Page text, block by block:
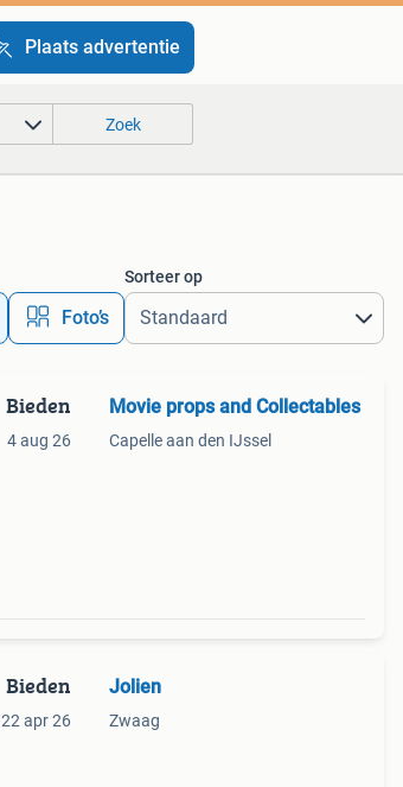
Plaats advertentie
Zoek
Foto’s
Sorteer op
Bieden
4 aug 26
Movie props and Collectables
Capelle aan den IJssel
Bieden
22 apr 26
Jolien
Zwaag